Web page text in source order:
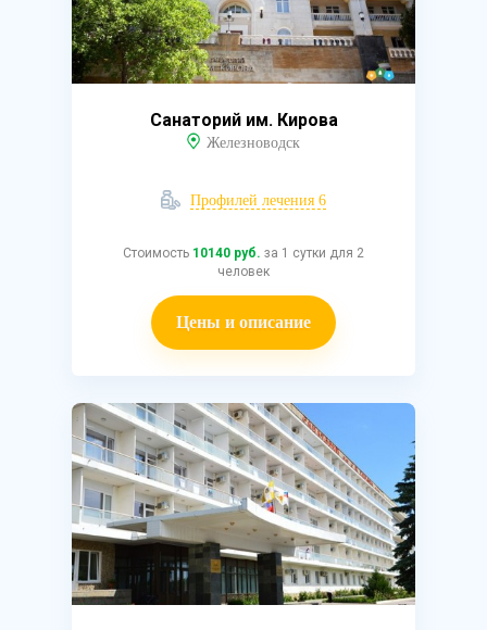
Санаторий им. Кирова
Железноводск
Профилей лечения 6
Стоимость 10140 руб. за 1 сутки для 2
человек
Цены и описание